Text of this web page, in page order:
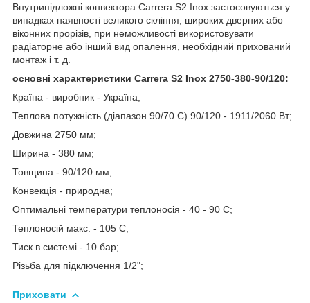
Внутрипідложні конвектора Carrera S2 Inox застосовуються у
випадках наявності великого скління, широких дверних або
віконних прорізів, при неможливості використовувати
радіаторне або інший вид опалення, необхідний прихований
монтаж і т. д.
основні характеристики Carrera S2 Inox 2750-380-90/120:
Країна - виробник - Україна;
Теплова потужність (діапазон 90/70 C) 90/120 - 1911/2060 Вт;
Довжина 2750 мм;
Ширина - 380 мм;
Товщина - 90/120 мм;
Конвекція - природна;
Оптимальні температури теплоносія - 40 - 90 С;
Теплоносій макс. - 105 С;
Тиск в системі - 10 бар;
Різьба для підключення 1/2";
Приховати